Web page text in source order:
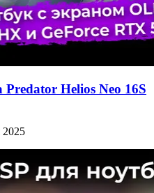
Predator Helios Neo 16S
2025